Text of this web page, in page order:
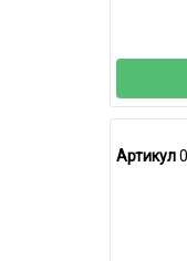
Артикул